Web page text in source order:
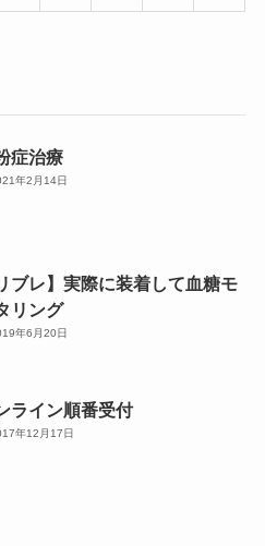
症治療
年2月14日
ブレ】実際に装着して血糖モ
リング
年6月20日
ライン順番受付
年12月17日